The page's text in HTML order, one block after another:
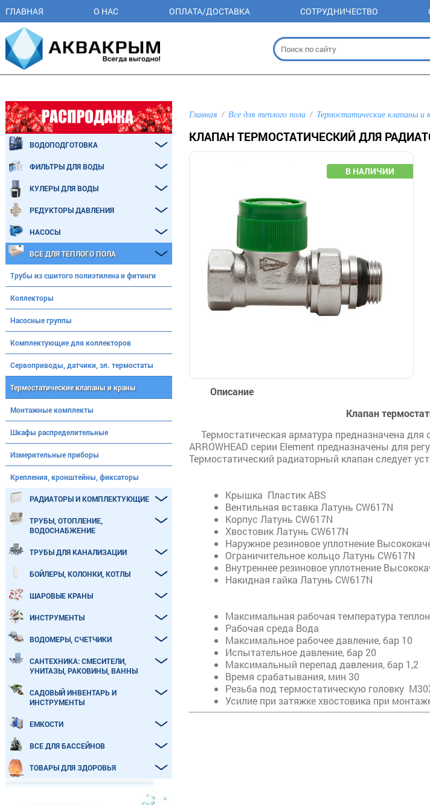
ГЛАВНАЯ О НАС ОПЛАТА/ДОСТАВКА СОТРУДНИЧЕСТВО
Главная Все для теплого пола Термостатические клапаны и
КЛАПАН ТЕРМОСТАТИЧЕСКИЙ ДЛЯ
Описание
Клапан
Термостатическая арматура предназначена
ARROWHEAD серии Element предназначены для
Термостатический радиаторный клапан следует
Крышка Пластик ABS
Вентильная вставка Латунь CW617N
Корпус Латунь CW617N
Хвостовик Латунь CW617N
Наружное резиновое уплотнение
Ограничительное кольцо Латунь CW617N
Внутреннее резиновое уплотнение
Накидная гайка Латунь CW617N
Максимальная рабочая температура
Рабочая среда Вода
Максимальное рабочее давление, бар 10
Испытательное давление, бар 20
Максимальный перепад давления, бар 1,2
Время срабатывания, мин 30
Резьба под термостатическую головку
Усилие при затяжке хвостовика при
ВОДОПОДГОТОВКА
ФИЛЬТРЫ ДЛЯ ВОДЫ
КУЛЕРЫ ДЛЯ ВОДЫ
РЕДУКТОРЫ ДАВЛЕНИЯ
НАСОСЫ
ВСЕ ДЛЯ ТЕПЛОГО ПОЛА
Трубы из сшитого полиэтилена и фитинги
Коллекторы
Насосные группы
Комплектующие для коллекторов
Сервоприводы, датчики, эл. термостаты
Термостатические клапаны и краны
Монтажные комплекты
Шкафы распределительные
Измерительные приборы
Крепления, кронштейны, фиксаторы
РАДИАТОРЫ И КОМПЛЕКТУЮЩИЕ
ТРУБЫ, ОТОПЛЕНИЕ,
ВОДОСНАБЖЕНИЕ
ТРУБЫ ДЛЯ КАНАЛИЗАЦИИ
БОЙЛЕРЫ, КОЛОНКИ, КОТЛЫ
ШАРОВЫЕ КРАНЫ
ИНСТРУМЕНТЫ
ВОДОМЕРЫ, СЧЕТЧИКИ
САНТЕХНИКА: СМЕСИТЕЛИ,
УНИТАЗЫ, РАКОВИНЫ, ВАННЫ
САДОВЫЙ ИНВЕНТАРЬ И
ИНСТРУМЕНТЫ
ЕМКОСТИ
ВСЕ ДЛЯ БАССЕЙНОВ
ТОВАРЫ ДЛЯ ЗДОРОВЬЯ